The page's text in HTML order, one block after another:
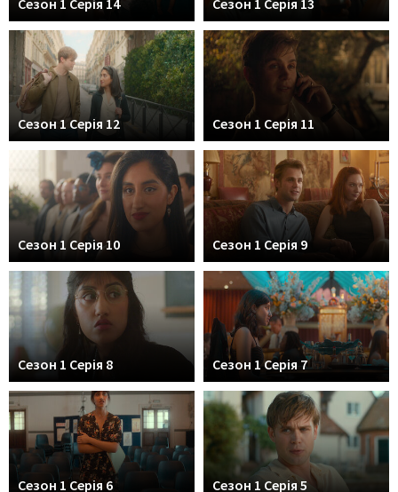
Сезон 1 Серія 14 Сезон 1 Серія 13
Сезон 1 Серія 12 Сезон 1 Серія 11
Сезон 1 Серія 10 Сезон 1 Серія 9
Сезон 1 Серія 8 Сезон 1 Серія 7
Сезон 1 Серія 6 Сезон 1 Серія 5